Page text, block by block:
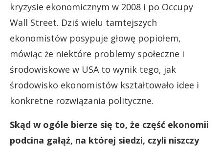
kryzysie ekonomicznym w 2008 i po Occupy
Wall Street. Dziś wielu tamtejszych
ekonomistów posypuje głowę popiołem,
mówiąc że niektóre problemy społeczne i
środowiskowe w USA to wynik tego, jak
środowisko ekonomistów kształtowało idee i
konkretne rozwiązania polityczne.
Skąd w ogóle bierze się to, że część ekonomii
podcina gałąź, na której siedzi, czyli niszczy